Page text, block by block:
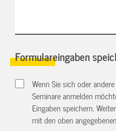
Formulareingaben
Wenn Sie sich oder
Seminare anmelden
Eingaben speichern.
mit den oben